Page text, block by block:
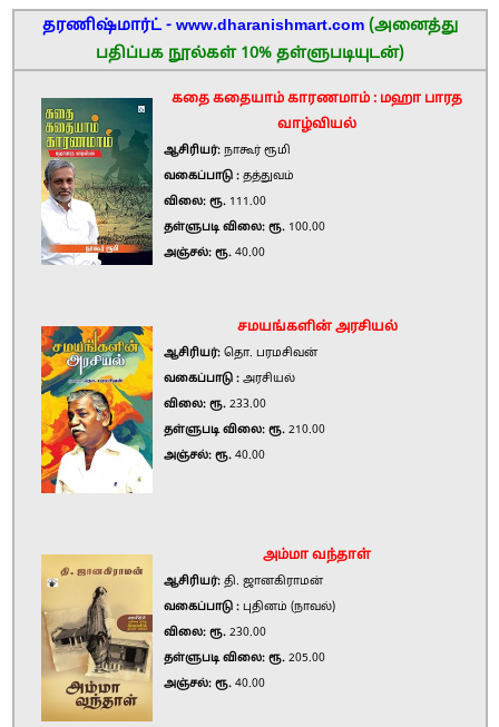
தரணிஷ்மார்ட் - www.dharanishmart.com (அனைத்து
பதிப்பக நூல்கள் 10% தள்ளுபடியுடன்)
கதை கதையாம் காரணமாம் : மஹா பாரத
வாழ்வியல்
ஆசிரியர்: நாகூர் ரூமி
வகைப்பாடு : தத்துவம்
விலை: ரூ. 111.00
தள்ளுபடி விலை: ரூ. 100.00
அஞ்சல்: ரூ. 40.00
சமயங்களின் அரசியல்
ஆசிரியர்: தொ. பரமசிவன்
வகைப்பாடு : அரசியல்
விலை: ரூ. 233.00
தள்ளுபடி விலை: ரூ. 210.00
அஞ்சல்: ரூ. 40.00
அம்மா வந்தாள்
ஆசிரியர்: தி. ஜானகிராமன்
வகைப்பாடு : புதினம் (நாவல்)
விலை: ரூ. 230.00
தள்ளுபடி விலை: ரூ. 205.00
அஞ்சல்: ரூ. 40.00